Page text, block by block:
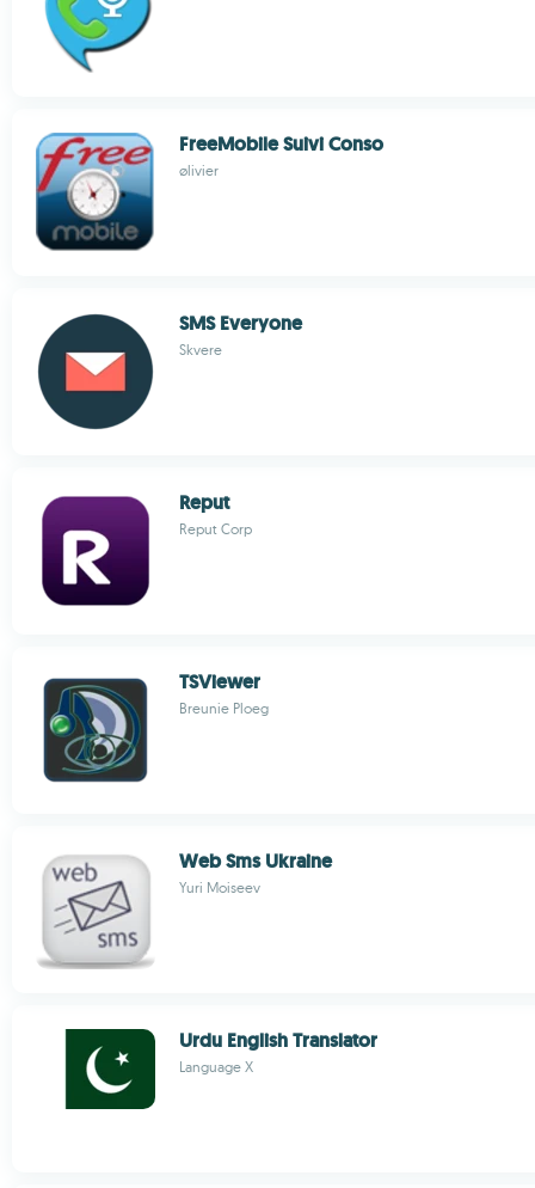
FreeMobile Suivi Conso
ølivier
SMS Everyone
Skvere
Reput
Reput Corp
TSViewer
Breunie Ploeg
Web Sms Ukraine
Yuri Moiseev
Urdu English Translator
Language X